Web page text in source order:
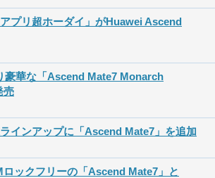
プリ超ホーダイ」がHuawei Ascend
豪華な「Ascend Mate7 Monarch
売
インアップに「Ascend Mate7」を追加
ックフリーの「Ascend Mate7」と